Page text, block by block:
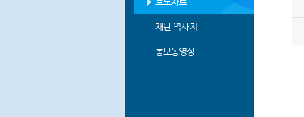
재단 역사지
홍보동영상